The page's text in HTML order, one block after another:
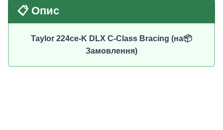
📋 Опис
Taylor 224ce-K DLX C-Class Bracing (на📦
Замовлення)